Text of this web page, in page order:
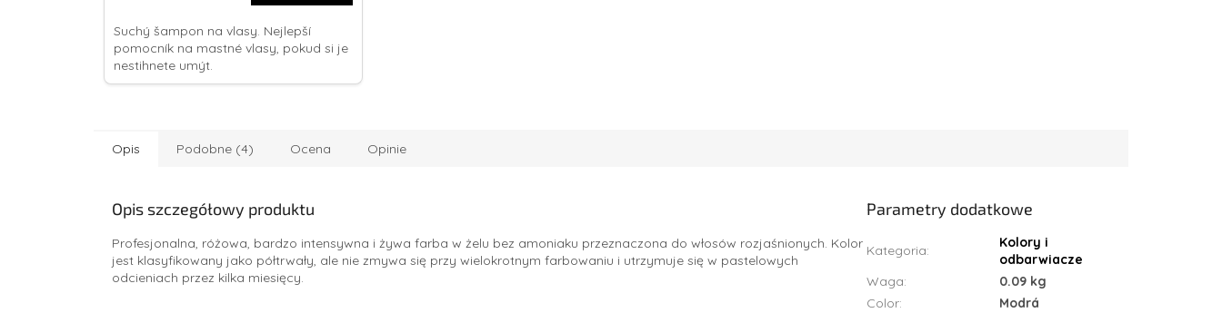
Suchý šampon na vlasy. Nejlepší
pomocník na mastné vlasy, pokud si je
nestihnete umýt.
Opis Podobne (4) Ocena Opinie
Opis szczegółowy produktu
Profesjonalna, różowa, bardzo intensywna i żywa farba w żelu bez amoniaku przeznaczona do włosów rozjaśnionych. Kolor
jest klasyfikowany jako półtrwały, ale nie zmywa się przy wielokrotnym farbowaniu i utrzymuje się w pastelowych
odcieniach przez kilka miesięcy.
Parametry dodatkowe
Kategoria:
Kolory i
odbarwiacze
Waga:
0.09 kg
Color:
Modrá